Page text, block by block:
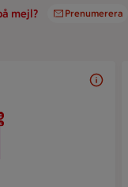
mejl? Prenumerera